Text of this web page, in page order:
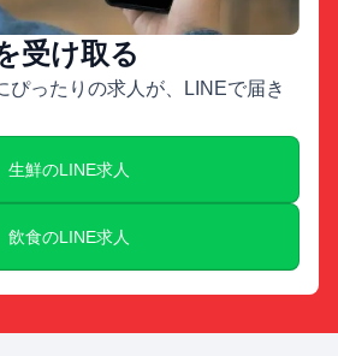
受け取る
ぴったりの求人が、LINEで届き
生鮮のLINE求人
飲食のLINE求人